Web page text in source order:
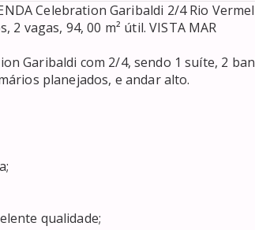
Celebration Garibaldi 2/4 Rio
2 vagas, 94, 00 m² útil. VISTA MAR
planejados, e andar alto.